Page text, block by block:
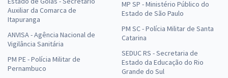
Auxiliar da Comarca de
Itapuranga
ANVISA - Agência Nacional de
Vigilância Sanitária
PM PE - Polícia Militar de
Pernambuco
MP SP - Ministério Público do
Estado de São Paulo
PM SC - Polícia Militar de Santa
Catarina
SEDUC RS - Secretaria de
Estado da Educação do Rio
Grande do Sul